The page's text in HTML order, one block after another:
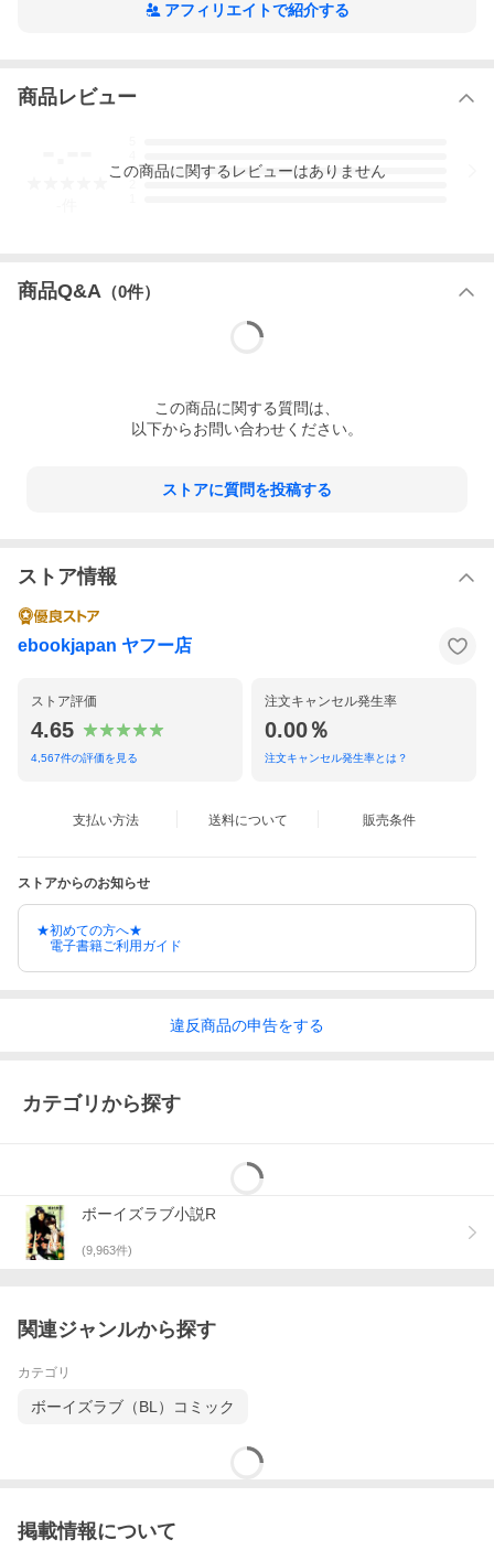
アフィリエイトで紹介する
商品レビュー
3
この商品に関するレビューはありません
商品Q&A （0件）
この商品に関する質問は、
以下からお問い合わせください。
ストアに質問を投稿する
ストア情報
ebookjapan ヤフー店
ストア評価
4.65
4,567件の評価を見る
注文キャンセル発生率
0.00％
注文キャンセル発生率とは？
支払い方法 送料について 販売条件
ストアからのお知らせ
★初めての方へ★
電子書籍ご利用ガイド
違反商品の申告をする
カテゴリから探す
ボーイズラブ小説R
(9,963件)
関連ジャンルから探す
カテゴリ
ボーイズラブ（BL）コミック
掲載情報について